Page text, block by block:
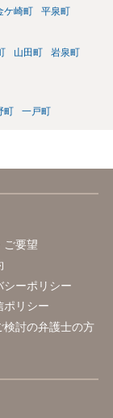
ケ崎町 平泉町
山田町
岩泉町
町 一戸町
ご要望
シーポリシー
ポリシー
検討の弁護士の方